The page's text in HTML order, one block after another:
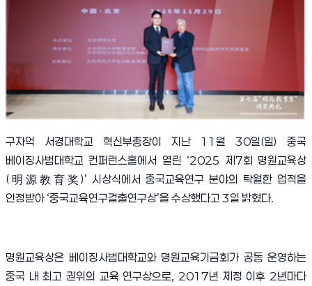
구자억 서경대학교 혁신부총장이 지난 11월 30일(일) 중국
베이징사범대학교 컨퍼런스홀에서 열린 ‘2025 제7회 명원교육상
(明源教育奖)’ 시상식에서 중국교육연구 분야의 탁월한 업적을
인정받아 ‘중국교육연구걸출연구상’을 수상했다고 3일 밝혔다.
명원교육상은 베이징사범대학교와 명원교육기금회가 공동 운영하는
중국 내 최고 권위의 교육 연구상으로, 2017년 제정 이후 2년마다